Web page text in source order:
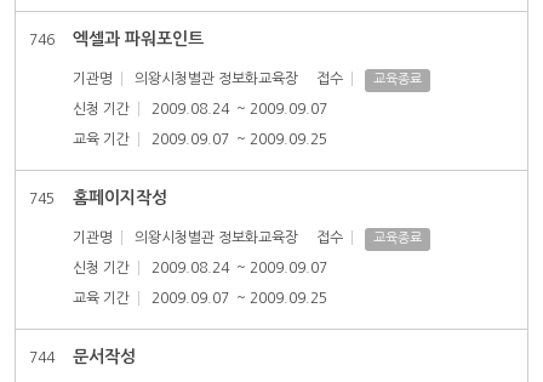
746 엑셀과 파워포인트
기관명 의왕시청별관 정보화교육장 접수 교육종료
신청 기간 2009.08.24 ~ 2009.09.07
교육 기간 2009.09.07 ~ 2009.09.25
745 홈페이지작성
기관명 의왕시청별관 정보화교육장 접수 교육종료
신청 기간 2009.08.24 ~ 2009.09.07
교육 기간 2009.09.07 ~ 2009.09.25
744 문서작성